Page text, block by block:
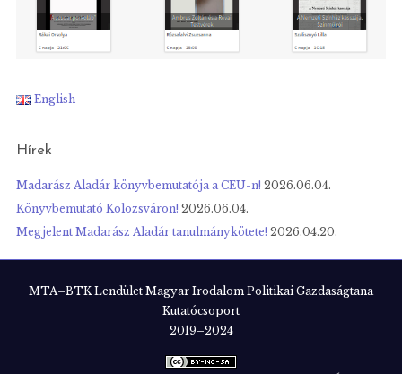
English
Hírek
Madarász Aladár könyvbemutatója a CEU-n! 2026.06.04.
Könyvbemutató Kolozsváron! 2026.06.04.
Megjelent Madarász Aladár tanulmánykötete! 2026.04.20.
MTA–BTK Lendület Magyar Irodalom Politikai Gazdaságtana
Kutatócsoport
2019–2024